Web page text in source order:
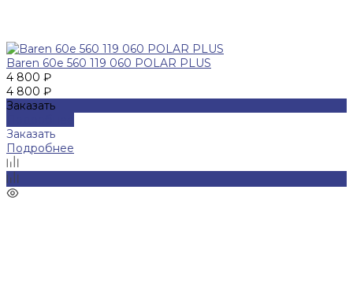
Baren 60е 560 119 060 POLAR PLUS
4 800 ₽
4 800 ₽
Заказать
Заказать
Подробнее